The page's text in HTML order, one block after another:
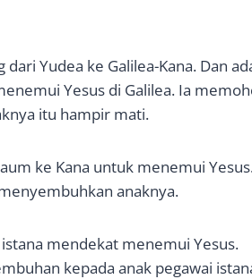
Yudea ke Galilea-Kana. Dan
Yesus di Galilea. Ia
itu hampir mati.
ke Kana untuk menemui
anaknya.
mendekat menemui Yesus.
kepada anak pegawai